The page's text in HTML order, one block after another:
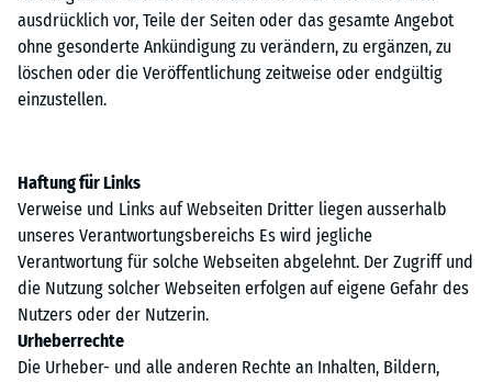
ausdrücklich vor, Teile der Seiten oder das gesamte Angebot
ohne gesonderte Ankündigung zu verändern, zu ergänzen, zu
löschen oder die Veröffentlichung zeitweise oder endgültig
einzustellen.
Haftung für Links
Verweise und Links auf Webseiten Dritter liegen ausserhalb
unseres Verantwortungsbereichs Es wird jegliche
Verantwortung für solche Webseiten abgelehnt. Der Zugriff und
die Nutzung solcher Webseiten erfolgen auf eigene Gefahr des
Nutzers oder der Nutzerin.
Urheberrechte
Die Urheber- und alle anderen Rechte an Inhalten, Bildern,